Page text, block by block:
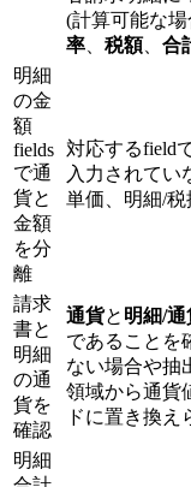
(計算可能な場
率
税額、 合
明細
の金
額
fields
で通
貨と
金額
を分
離
対応するfield
入力されてい
単価、明細/
請求
書と
明細
の通
貨を
確認
通貨と 明細/通
であることを
ない場合や抽
領域から通貨
ドに置き換え
明細